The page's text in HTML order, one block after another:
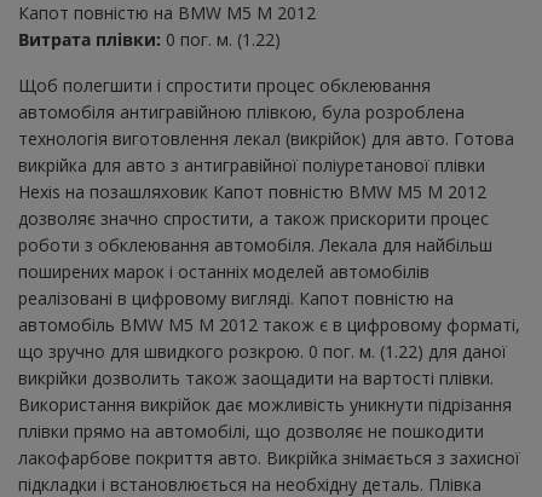
Капот повністю на BMW M5 M 2012
Витрата плівки: 0 пог. м. (1.22)
Щоб полегшити і спростити процес обклеювання
автомобіля антигравійною плівкою, була розроблена
технологія виготовлення лекал (викрійок) для авто. Готова
викрійка для авто з антигравійної поліуретанової плівки
Hexis на позашляховик Капот повністю BMW M5 M 2012
дозволяє значно спростити, а також прискорити процес
роботи з обклеювання автомобіля. Лекала для найбільш
поширених марок і останніх моделей автомобілів
реалізовані в цифровому вигляді. Капот повністю на
автомобіль BMW M5 M 2012 також є в цифровому форматі,
що зручно для швидкого розкрою. 0 пог. м. (1.22) для даної
викрійки дозволить також заощадити на вартості плівки.
Використання викрійок дає можливість уникнути підрізання
плівки прямо на автомобілі, що дозволяє не пошкодити
лакофарбове покриття авто. Викрійка знімається з захисної
підкладки і встановлюється на необхідну деталь. Плівка